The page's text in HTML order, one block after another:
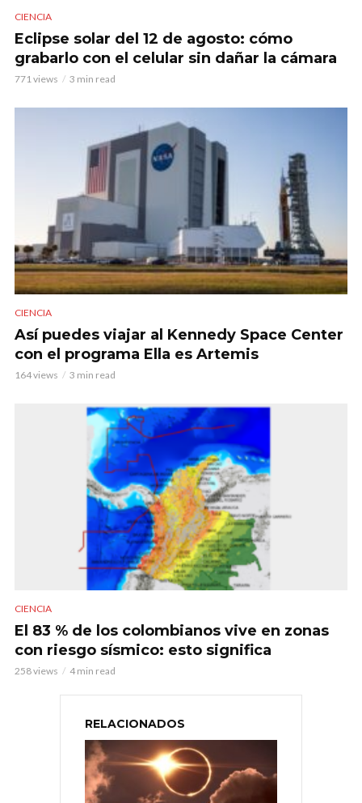
CIENCIA
Eclipse solar del 12 de agosto: cómo
grabarlo con el celular sin dañar la cámara
771 views 3 min read
CIENCIA
Así puedes viajar al Kennedy Space Center
con el programa Ella es Artemis
164 views 3 min read
CIENCIA
El 83 % de los colombianos vive en zonas
con riesgo sísmico: esto significa
258 views 4 min read
RELACIONADOS